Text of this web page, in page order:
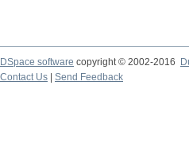
DSpace software copyright © 2002-2016
Contact Us
Send Feedback